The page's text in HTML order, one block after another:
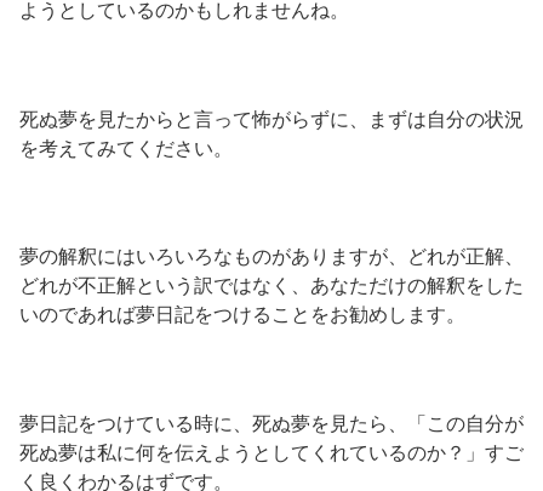
ようとしているのかもしれませんね。
死ぬ夢を見たからと言って怖がらずに、まずは自分の状況
を考えてみてください。
夢の解釈にはいろいろなものがありますが、どれが正解、
どれが不正解という訳ではなく、あなただけの解釈をした
いのであれば夢日記をつけることをお勧めします。
夢日記をつけている時に、死ぬ夢を見たら、「この自分が
死ぬ夢は私に何を伝えようとしてくれているのか？」すご
く良くわかるはずです。